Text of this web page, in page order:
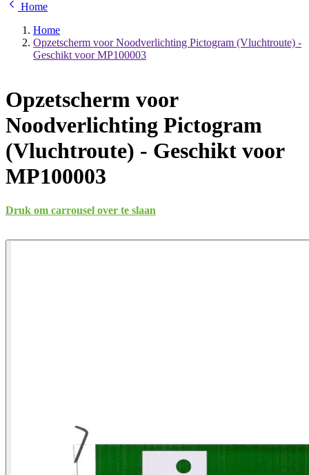
Home
Home
Opzetscherm voor Noodverlichting Pictogram (Vluchtroute) -
Geschikt voor MP100003
Opzetscherm voor
Noodverlichting Pictogram
(Vluchtroute) - Geschikt voor
MP100003
Druk om carrousel over te slaan